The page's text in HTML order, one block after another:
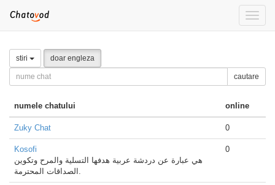
Toggle
stiri doar engleza
cautare
numele chatului online
Zuky Chat 0
Kosofi
هي عبارة عن دردشة عربية هدفها التسلية والمرح وتكوين
الصداقات المحترمة.
0